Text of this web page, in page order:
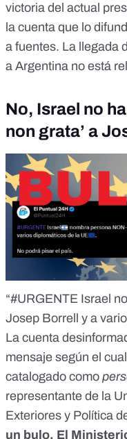
victoria del actual
la cuenta que lo
a fuentes. La llegada
a Argentina no está
No, Israel no
non grata’ a
“#URGENTE Israel
Josep Borrell y a
La cuenta
mensaje según el
catalogado como
representante de la
Exteriores y Política
un bulo. El